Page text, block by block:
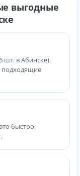
выгодные
шт. в Абинске).
подходящие
быстро,